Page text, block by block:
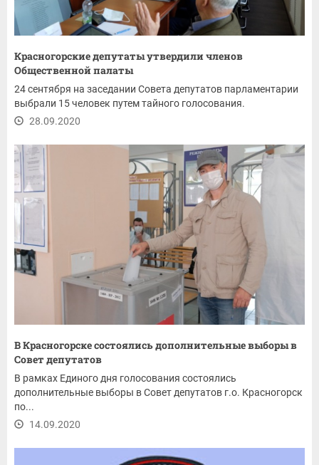
Красногорские депутаты утвердили членов
Общественной палаты
24 сентября на заседании Совета депутатов парламентарии
выбрали 15 человек путем тайного голосования.
28.09.2020
В Красногорске состоялись дополнительные выборы в
Совет депутатов
В рамках Единого дня голосования состоялись
дополнительные выборы в Совет депутатов г.о. Красногорск
по...
14.09.2020